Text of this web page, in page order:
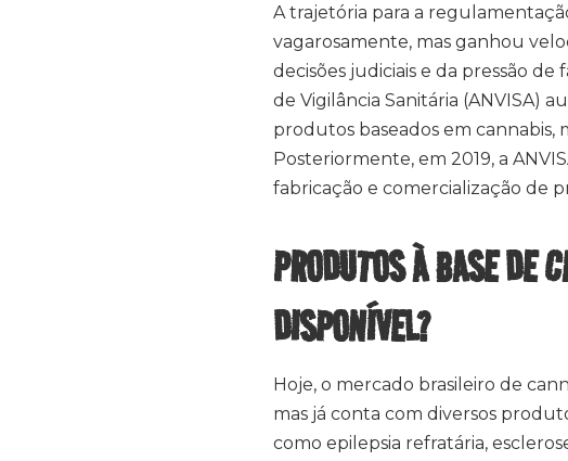
A trajetória para a
vagarosamente, mas ganhou
decisões judiciais e da pressão de
de Vigilância Sanitária (ANVISA)
produtos baseados em cannabis,
Posteriormente, em 2019, a
fabricação e comercialização de
PRODUTOS À BASE DE
DISPONÍVEL?
Hoje, o mercado brasileiro de
mas já conta com diversos
como epilepsia refratária,